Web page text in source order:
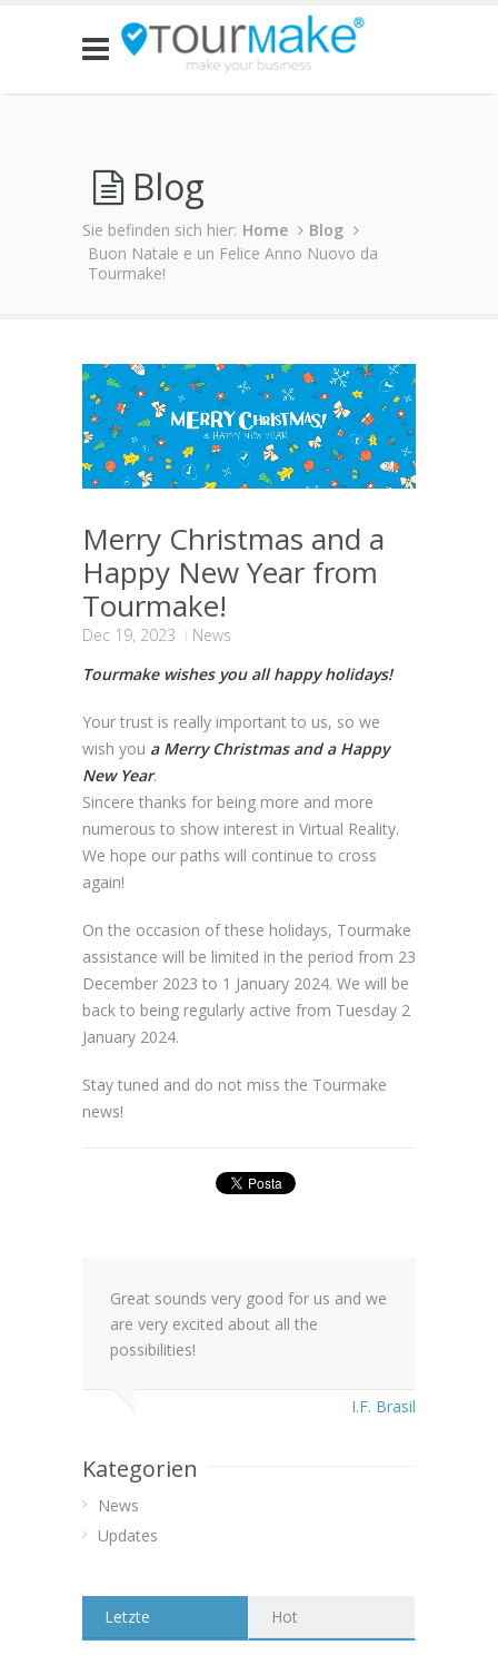
Blog
Sie befinden sich hier: Home
Blog
Buon Natale e un Felice Anno Nuovo da
Tourmake!
Merry Christmas and a
Happy New Year from
Tourmake!
Dec 19, 2023
News
Tourmake wishes you all happy holidays!
Your trust is really important to us, so we
wish you a Merry Christmas and a Happy
New Year.
Sincere thanks for being more and more
numerous to show interest in Virtual Reality.
We hope our paths will continue to cross
again!
On the occasion of these holidays, Tourmake
assistance will be limited in the period from 23
December 2023 to 1 January 2024. We will be
back to being regularly active from Tuesday 2
January 2024.
Stay tuned and do not miss the Tourmake
news!
Great sounds very good for us and we
are very excited about all the
possibilities!
I.F. Brasil
Kategorien
News
Updates
Letzte Hot